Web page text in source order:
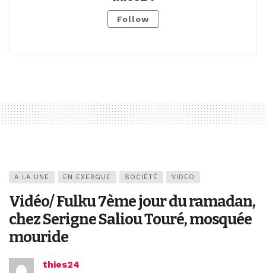
Follow
A LA UNE EN EXERGUE SOCIÉTÉ VIDEO
Vidéo/ Fulku 7ème jour du ramadan,
chez Serigne Saliou Touré, mosquée
mouride
thies24